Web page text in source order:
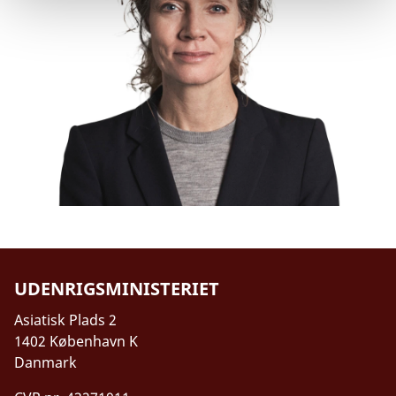
UDENRIGSMINISTERIET
Asiatisk Plads 2
1402 København K
Danmark